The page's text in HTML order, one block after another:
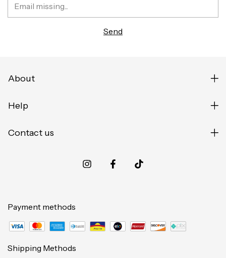
About
Help
Contact us
Payment methods
Shipping Methods